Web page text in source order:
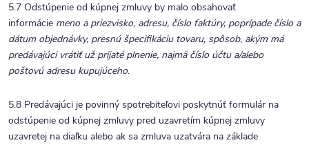
5.7 Odstúpenie od kúpnej zmluvy by malo obsahovať
informácie meno a priezvisko, adresu, číslo faktúry, poprípade číslo a
dátum objednávky, presnú špecifikáciu tovaru, spôsob, akým má
predávajúci vrátiť už prijaté plnenie, najmä číslo účtu a/alebo
poštovú adresu kupujúceho.
5.8 Predávajúci je povinný spotrebiteľovi poskytnúť formulár na
odstúpenie od kúpnej zmluvy pred uzavretím kúpnej zmluvy
uzavretej na diaľku alebo ak sa zmluva uzatvára na základe